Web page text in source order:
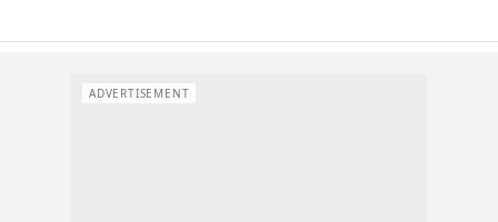
ADVERTISEMENT